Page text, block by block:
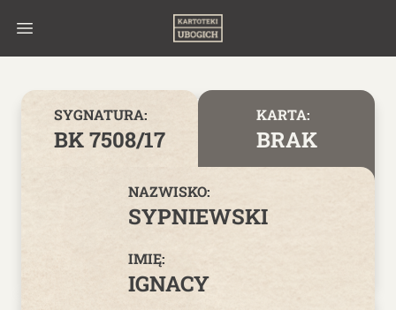
SYGNATURA:
BK 7508/17
KARTA:
BRAK
NAZWISKO:
SYPNIEWSKI
IMIĘ:
IGNACY